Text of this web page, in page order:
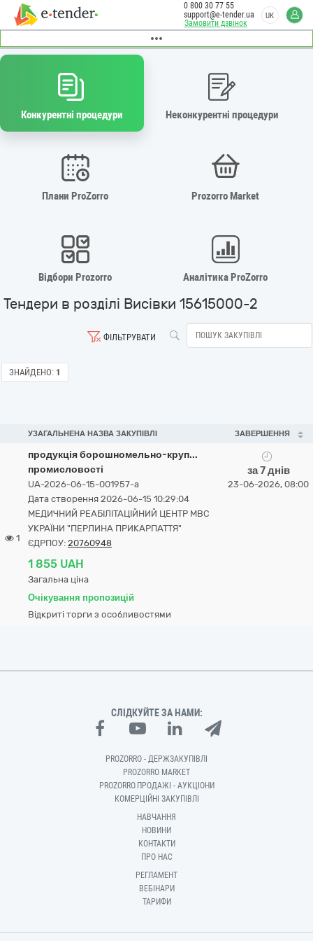
Замовити дзвінок
0 800 30 77 55
support@e-tender.ua
UK
Конкурентні процедури Неконкурентні процедури
Плани ProZorro Prozorro Market
Відбори Prozorro Аналітика ProZorro
Тендери в розділі Висівки 15615000-2
ФІЛЬТРУВАТИ
ЗНАЙДЕНО: 1
УЗАГАЛЬНЕНА НАЗВА ЗАКУПІВЛІ ЗАВЕРШЕННЯ
1
продукція борошномельно-круп...
промисловості
UA-2026-06-15-001957-a
Дата створення 2026-06-15 10:29:04
МЕДИЧНИЙ РЕАБІЛІТАЦІЙНИЙ ЦЕНТР МВС
УКРАЇНИ "ПЕРЛИНА ПРИКАРПАТТЯ"
ЄДРПОУ: 20760948
1 855 UAH
Загальна ціна
Очікування пропозицій
Відкриті торги з особливостями
за 7 днів
23-06-2026, 08:00
СЛІДКУЙТЕ ЗА НАМИ:
PROZORRO - ДЕРЖЗАКУПІВЛІ
PROZORRO MARKET
PROZORRO.ПРОДАЖІ - АУКЦІОНИ
КОМЕРЦІЙНІ ЗАКУПІВЛІ
НАВЧАННЯ
НОВИНИ
КОНТАКТИ
ПРО НАС
РЕГЛАМЕНТ
ВЕБІНАРИ
ТАРИФИ